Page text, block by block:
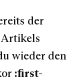
der
wieder den
:first-